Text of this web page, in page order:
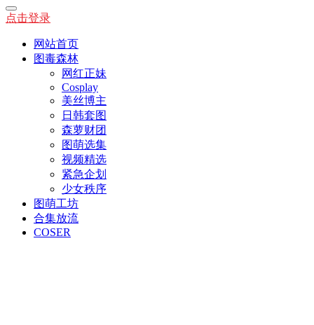
点击登录
网站首页
图毒森林
网红正妹
Cosplay
美丝博主
日韩套图
森萝财团
图萌选集
视频精选
紧急企划
少女秩序
图萌工坊
合集放流
COSER